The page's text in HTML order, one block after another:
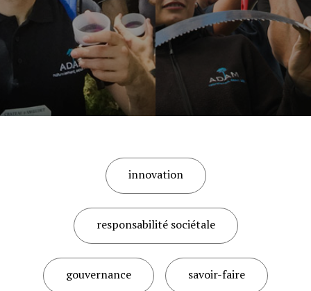
innovation
responsabilité sociétale
gouvernance savoir-faire